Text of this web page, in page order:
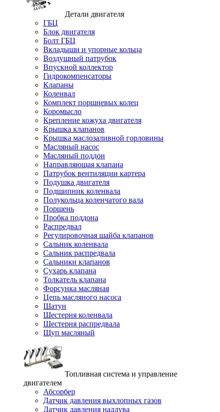
Детали двигателя
ГБЦ
Блок двигателя
Болт ГБЦ
Вкладыши и упорные кольца
Воздушный патрубок
Впускной коллектор
Гидрокомпенсаторы
Клапаны
Коленвал
Комплект поршневых колец
Коромысло
Крепление кожуха двигателя
Крышка клапанов
Крышка маслозаливной горловины
Масляный насос
Масляный поддон
Направляющая клапана
Патрубок вентиляции картера
Подушка двигателя
Подшипник коленвала
Полукольца коленчатого вала
Поршень
Пробка поддона
Распредвал
Регулировочная шайба клапанов
Сальник коленвала
Сальник распредвала
Сальники клапанов
Сухарь клапана
Толкатель клапана
Форсунка масляная
Цепь масляного насоса
Шатун
Шестерня коленвала
Шестерня распредвала
Щуп масляный
Топливная система и управление
двигателем
Абсорбер
Датчик давления выхлопных газов
Датчик давления наддува